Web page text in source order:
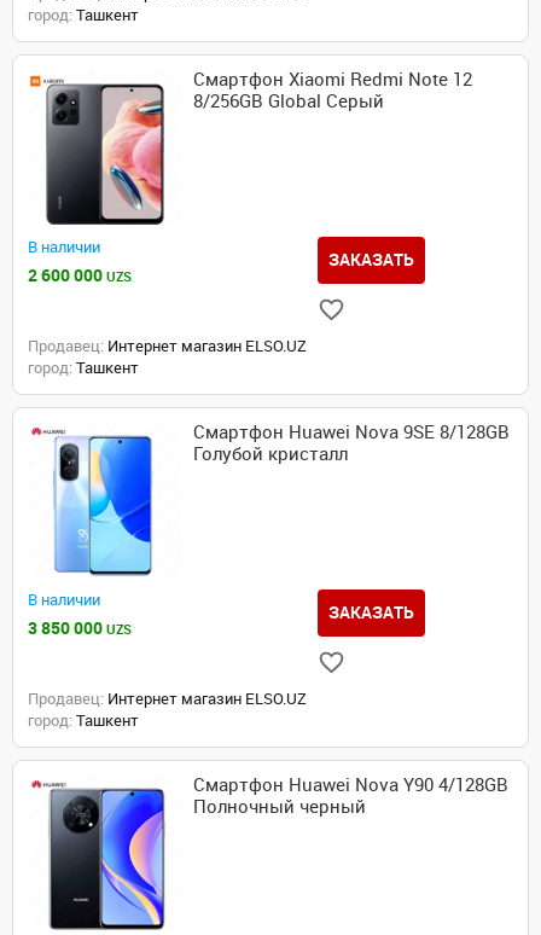
город: Ташкент
Смартфон Xiaomi Redmi Note 12
8/256GB Global Серый
В наличии
2 600 000 UZS
ЗАКАЗАТЬ
Продавец: Интернет магазин ELSO.UZ
город: Ташкент
Смартфон Huawei Nova 9SE 8/128GB
Голубой кристалл
В наличии
3 850 000 UZS
ЗАКАЗАТЬ
Продавец: Интернет магазин ELSO.UZ
город: Ташкент
Смартфон Huawei Nova Y90 4/128GB
Полночный черный